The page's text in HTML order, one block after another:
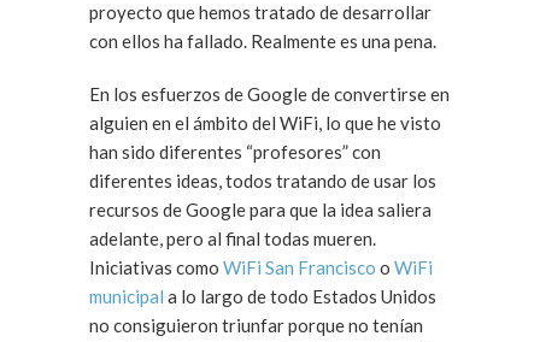
proyecto que hemos tratado de desarrollar
con ellos ha fallado. Realmente es una pena.
En los esfuerzos de Google de convertirse en
alguien en el ámbito del WiFi, lo que he visto
han sido diferentes “profesores” con
diferentes ideas, todos tratando de usar los
recursos de Google para que la idea saliera
adelante, pero al final todas mueren.
Iniciativas como WiFi San Francisco o WiFi
municipal a lo largo de todo Estados Unidos
no consiguieron triunfar porque no tenían